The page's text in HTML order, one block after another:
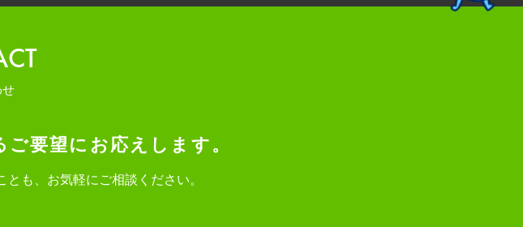
せ
ご要望にお応えします。
とも、お気軽にご相談ください。